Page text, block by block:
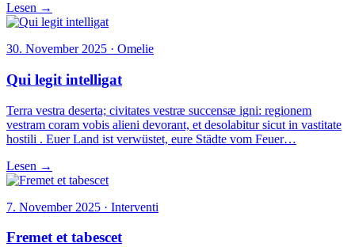
Lesen →
30. November 2025 · Omelie
Qui legit intelligat
Terra vestra deserta; civitates vestræ succensæ igni: regionem
vestram coram vobis alieni devorant, et desolabitur sicut in vastitate
hostili . Euer Land ist verwüstet, eure Städte vom Feuer…
Lesen →
7. November 2025 · Interventi
Fremet et tabescet